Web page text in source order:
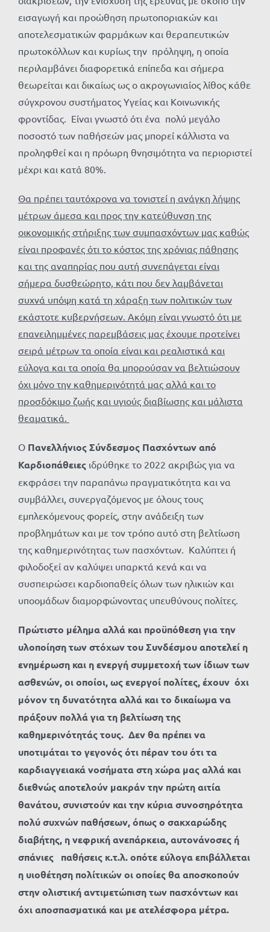
εισαγωγή και προώθηση πρωτοποριακών και
αποτελεσματικών φαρμάκων και θεραπευτικών
πρωτοκόλλων και κυρίως την πρόληψη, η οποία
περιλαμβάνει διαφορετικά επίπεδα και σήμερα
θεωρείται και δικαίως ως ο ακρογωνιαίος λίθος κάθε
σύγχρονου συστήματος Υγείας και Κοινωνικής
φροντίδας. Είναι γνωστό ότι ένα πολύ μεγάλο
ποσοστό των παθήσεών μας μπορεί κάλλιστα να
προληφθεί και η πρόωρη θνησιμότητα να περιοριστεί
μέχρι και κατά 80%.
Θα πρέπει ταυτόχρονα να τονιστεί η ανάγκη λήψης
μέτρων άμεσα και προς την κατεύθυνση της
οικονομικής στήριξης των συμπασχόντων μας καθώς
είναι προφανές ότι το κόστος της χρόνιας πάθησης
και της αναπηρίας που αυτή συνεπάγεται είναι
σήμερα δυσθεώρητο, κάτι που δεν λαμβάνεται
συχνά υπόψη κατά τη χάραξη των πολιτικών των
εκάστοτε κυβερνήσεων. Ακόμη είναι γνωστό ότι με
επανειλημμένες παρεμβάσεις μας έχουμε προτείνει
σειρά μέτρων τα οποία είναι και ρεαλιστικά και
εύλογα και τα οποία θα μπορούσαν να βελτιώσουν
όχι μόνο την καθημερινότητά μας αλλά και το
προσδόκιμο ζωής και υγιούς διαβίωσης και μάλιστα
θεαματικά.
Ο Πανελλήνιος Σύνδεσμος Πασχόντων από
Καρδιοπάθειες ιδρύθηκε το 2022 ακριβώς για να
εκφράσει την παραπάνω πραγματικότητα και να
συμβάλλει, συνεργαζόμενος με όλους τους
εμπλεκόμενους φορείς, στην ανάδειξη των
προβλημάτων και με τον τρόπο αυτό στη βελτίωση
της καθημερινότητας των πασχόντων. Καλύπτει ή
φιλοδοξεί αν καλύψει υπαρκτά κενά και να
συσπειρώσει καρδιοπαθείς όλων των ηλικιών και
υποομάδων διαμορφώνοντας υπευθύνους πολίτες.
Πρώτιστο μέλημα αλλά και προϋπόθεση για την
υλοποίηση των στόχων του Συνδέσμου αποτελεί η
ενημέρωση και η ενεργή συμμετοχή των ίδιων των
ασθενών, οι οποίοι, ως ενεργοί πολίτες, έχουν όχι
μόνον τη δυνατότητα αλλά και το δικαίωμα να
πράξουν πολλά για τη βελτίωση της
καθημερινότητάς τους. Δεν θα πρέπει να
υποτιμάται το γεγονός ότι πέραν του ότι τα
καρδιαγγειακά νοσήματα στη χώρα μας αλλά και
διεθνώς αποτελούν μακράν την πρώτη αιτία
θανάτου, συνιστούν και την κύρια συνοσηρότητα
πολύ συχνών παθήσεων, όπως ο σακχαρώδης
διαβήτης, η νεφρική ανεπάρκεια, αυτονάνοσες ή
σπάνιες παθήσεις κ.τ.λ. οπότε εύλογα επιβάλλεται
η υιοθέτηση πολίτικών οι οποίες θα αποσκοπούν
στην ολιστική αντιμετώπιση των πασχόντων και
όχι αποσπασματικά και με ατελέσφορα μέτρα.